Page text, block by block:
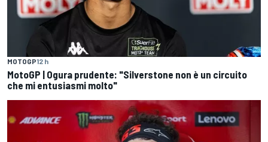
MOTOGP12 h
MotoGP | Ogura prudente: "Silverstone non è un circuito
che mi entusiasmi molto"